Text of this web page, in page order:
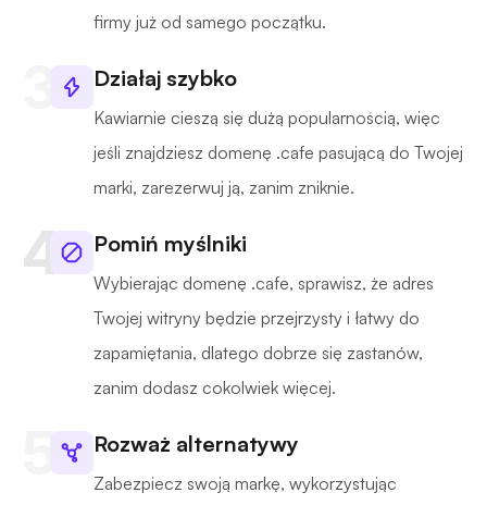
firmy już od samego początku.
Działaj szybko
Kawiarnie cieszą się dużą popularnością, więc
jeśli znajdziesz domenę .cafe pasującą do Twojej
marki, zarezerwuj ją, zanim zniknie.
Pomiń myślniki
Wybierając domenę .cafe, sprawisz, że adres
Twojej witryny będzie przejrzysty i łatwy do
zapamiętania, dlatego dobrze się zastanów,
zanim dodasz cokolwiek więcej.
Rozważ alternatywy
Zabezpiecz swoją markę, wykorzystując